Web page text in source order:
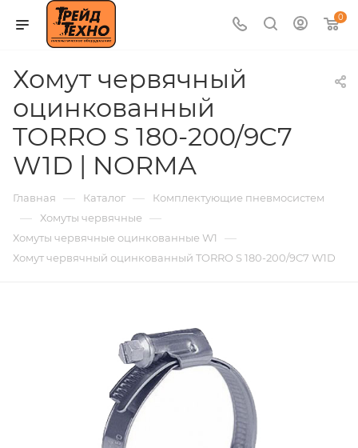
0
Хомут червячный
оцинкованный
TORRO S 180-200/9C7
W1D | NORMA
Главная — Каталог — Комплектующие пневмосистем
— Хомуты червячные —
Хомуты червячные оцинкованные W1 —
Хомут червячный оцинкованный TORRO S 180-200/9C7 W1D